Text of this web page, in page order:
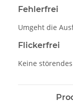
Fehlerfrei
Umgeht die
Flickerfrei
Keine